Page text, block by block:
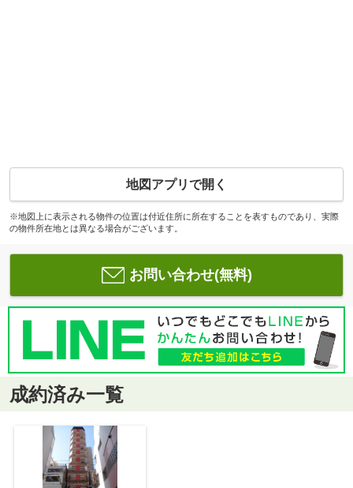
地図アプリで開く
※地図上に表示される物件の位置は付近住所に所在することを表すものであり、実際
の物件所在地とは異なる場合がございます。
お問い合わせ(無料)
成約済み一覧